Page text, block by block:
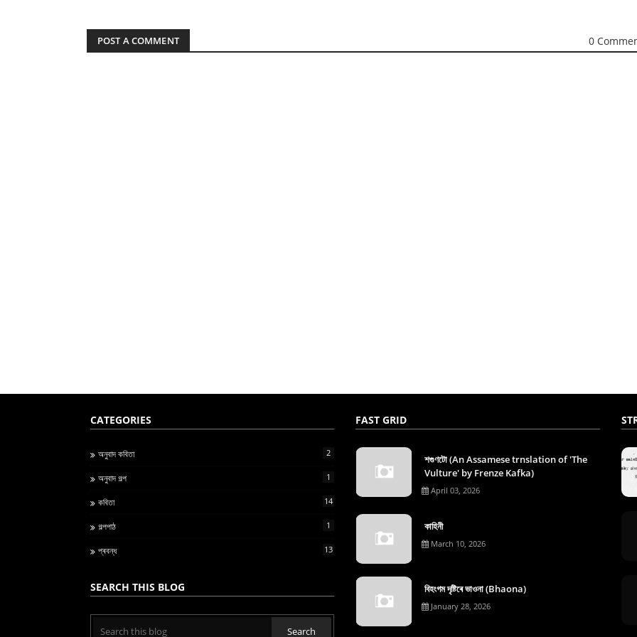
POST A COMMENT 0
CATEGORIES
অনুবাদ কবিতা 2
অনুবাদ গল্প 1
কবিতা 14
গল্পপাঠ 1
প্ৰবন্ধ 13
SEARCH THIS BLOG
FAST GRID
শগুণটো (An Assamese trnslation of 'The
Vulture' by Frenze Kafka)
April 03, 2026
কাহিনী
March 10, 2026
বিহংগম দৃষ্টিৰে ভাওনা (Bhaona)
January 28, 2026